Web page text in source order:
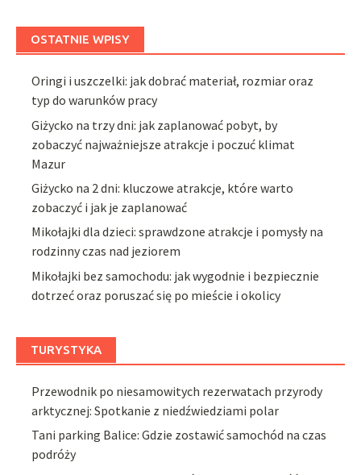
OSTATNIE WPISY
Oringi i uszczelki: jak dobrać materiał, rozmiar oraz
typ do warunków pracy
Giżycko na trzy dni: jak zaplanować pobyt, by
zobaczyć najważniejsze atrakcje i poczuć klimat
Mazur
Giżycko na 2 dni: kluczowe atrakcje, które warto
zobaczyć i jak je zaplanować
Mikołajki dla dzieci: sprawdzone atrakcje i pomysły na
rodzinny czas nad jeziorem
Mikołajki bez samochodu: jak wygodnie i bezpiecznie
dotrzeć oraz poruszać się po mieście i okolicy
TURYSTYKA
Przewodnik po niesamowitych rezerwatach przyrody
arktycznej: Spotkanie z niedźwiedziami polar
Tani parking Balice: Gdzie zostawić samochód na czas
podróży